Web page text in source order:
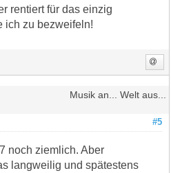
rentiert für das einzig
ich zu bezweifeln!
Musik an... Welt aus...
#5
noch ziemlich. Aber
langweilig und spätestens